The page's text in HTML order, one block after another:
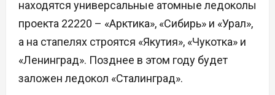
находятся универсальные атомные ледоколы
проекта 22220 – «Арктика», «Сибирь» и «Урал»,
а на стапелях строятся «Якутия», «Чукотка» и
«Ленинград». Позднее в этом году будет
заложен ледокол «Сталинград».